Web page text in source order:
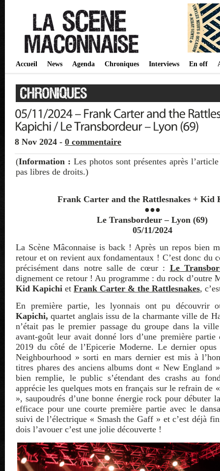
Accueil News Agenda Chroniques Interviews En off
8 Nov 2024 - 0 commentaire
(Information : Les photos sont présentes après
pas libres de droits.)
Frank Carter and the Rattlesnakes + Kid
●●●
Le Transbordeur – Lyon (69)
05/11/2024
La Scène Mâconnaise is back ! Après un repos bien
retour et on revient aux fondamentaux ! C’est donc du
précisément dans notre salle de cœur : Le
dignement ce retour ! Au programme : du rock d’outre
Kid Kapichi et Frank Carter & the Rattlesnakes,
En première partie, les lyonnais ont pu découvrir
Kapichi, quartet anglais issu de la charmante ville de
n’était pas le premier passage du groupe dans la
avant-goût leur avait donné lors d’une première partie
2019 du côté de l’Epicerie Moderne. Le dernier
Neighbourhood » sorti en mars dernier est mis à
titres phares des anciens albums dont « New England
bien remplie, le public s’étendant des crashs au
apprécie les quelques mots en français sur le refrain de
», saupoudrés d’une bonne énergie rock pour débuter
efficace pour une courte première partie avec le
suivi de l’électrique « Smash the Gaff » et c’est déjà
dois l’avouer c’est une jolie découverte !